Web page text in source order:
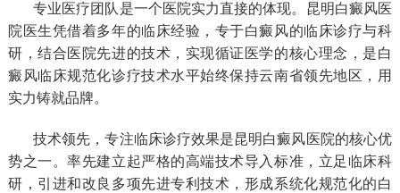
专业医疗团队是一个医院实力直接的体现。昆明白癜风医
院医生凭借着多年的临床经验，专于白癜风的临床诊疗与科
研，结合医院先进的技术，实现循证医学的核心理念，是白
癜风临床规范化诊疗技术水平始终保持云南省领先地区，用
实力铸就品牌。
技术领先，专注临床诊疗效果是昆明白癜风医院的核心优
势之一。率先建立起严格的高端技术导入标准，立足临床科
研，引进和改良多项先进专利技术，形成系统化规范化的白